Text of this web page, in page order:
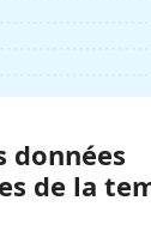
données
de la